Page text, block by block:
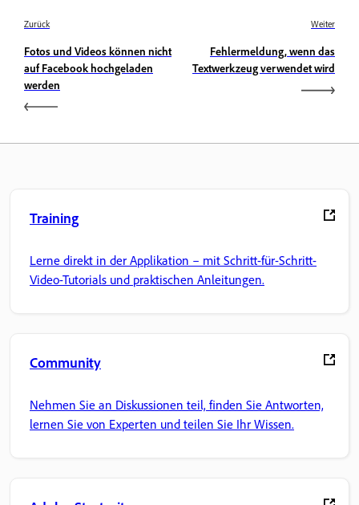
Zurück
Fotos und Videos können nicht
auf Facebook hochgeladen
werden
Weiter
Fehlermeldung, wenn das
Textwerkzeug verwendet wird
Training
Lerne direkt in der Applikation – mit Schritt-für-Schritt-
Video-Tutorials und praktischen Anleitungen.
Community
Nehmen Sie an Diskussionen teil, finden Sie Antworten,
lernen Sie von Experten und teilen Sie Ihr Wissen.